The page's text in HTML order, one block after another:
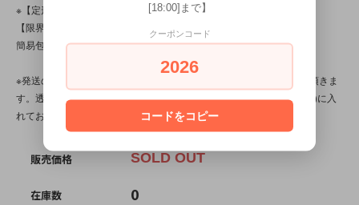
※【定形外対応商品】・【サイズ規格外】です。
【限界個数】は【3個/点】･【送料】は300～510円です。
簡易包装です。
※発送の際、ぬいぐるみはプチプチ(エアパッキン/緩衝材)を省かせて頂きま
す。透明袋(ＯＰＰ袋)に本体を入れ、紙袋(場合によってはダンボール)に入
れてお送り致します。
販売価格 SOLD OUT
在庫数 0
[18:00]まで】
クーポンコード
2026
コードをコピー